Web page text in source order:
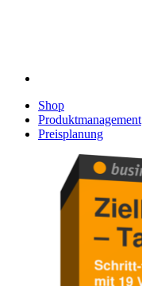
Shop
Produktmanagement
Preisplanung